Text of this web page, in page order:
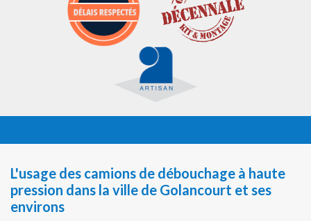
L'usage des camions de débouchage à haute
pression dans la ville de Golancourt et ses
environs